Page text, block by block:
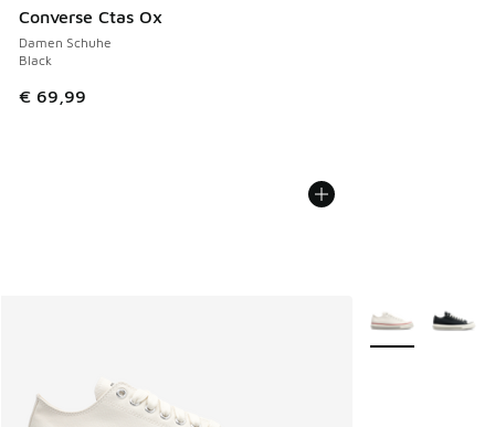
Converse Ctas Ox
Damen Schuhe
Black
€ 69,99
Weitere Farben